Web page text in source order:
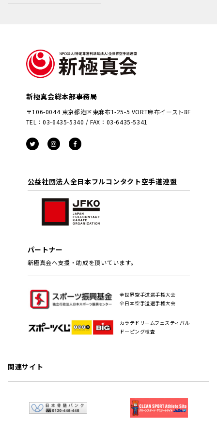
新極真会総本部事務局
〒106-0044 東京都港区東麻布1-25-5 VORT麻布イースト8F
TEL：03-6435-5340 / FAX：03-6435-5341
公益社団法人全日本フルコンタクト空手道連盟
パートナー
新極真会へ支援・助成を頂いています。
全世界空手道選手権大会
全日本空手道選手権大会
カラテドリームフェスティバル
ドーピング検査
関連サイト